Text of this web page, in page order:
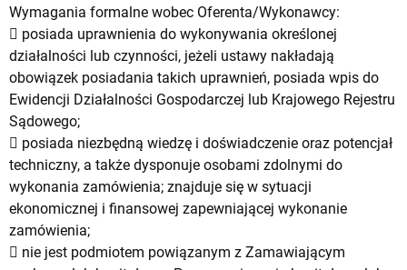
Wymagania formalne wobec Oferenta/Wykonawcy:
 posiada uprawnienia do wykonywania określonej
działalności lub czynności, jeżeli ustawy nakładają
obowiązek posiadania takich uprawnień, posiada wpis do
Ewidencji Działalności Gospodarczej lub Krajowego Rejestru
Sądowego;
 posiada niezbędną wiedzę i doświadczenie oraz potencjał
techniczny, a także dysponuje osobami zdolnymi do
wykonania zamówienia; znajduje się w sytuacji
ekonomicznej i finansowej zapewniającej wykonanie
zamówienia;
 nie jest podmiotem powiązanym z Zamawiającym